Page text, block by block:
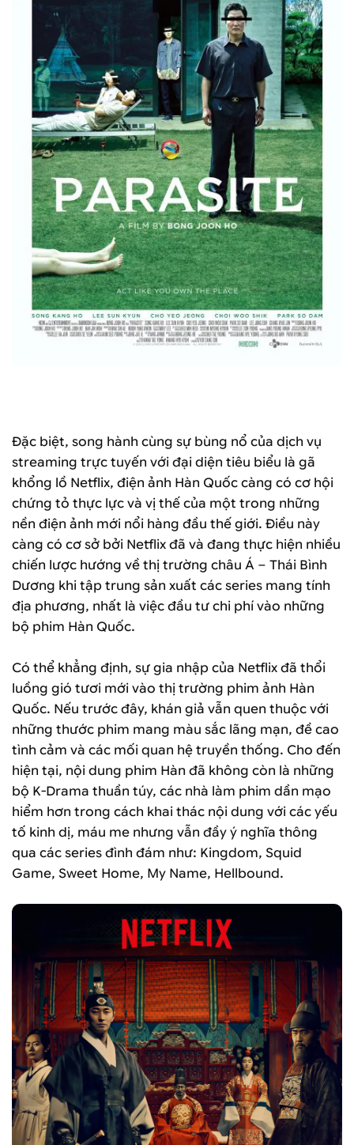
Đặc biệt, song hành cùng sự bùng nổ của dịch vụ
streaming trực tuyến với đại diện tiêu biểu là gã
khổng lồ Netflix, điện ảnh Hàn Quốc càng có cơ hội
chứng tỏ thực lực và vị thế của một trong những
nền điện ảnh mới nổi hàng đầu thế giới. Điều này
càng có cơ sở bởi Netflix đã và đang thực hiện nhiều
chiến lược hướng về thị trường châu Á – Thái Bình
Dương khi tập trung sản xuất các series mang tính
địa phương, nhất là việc đầu tư chi phí vào những
bộ phim Hàn Quốc.
Có thể khẳng định, sự gia nhập của Netflix đã thổi
luồng gió tươi mới vào thị trường phim ảnh Hàn
Quốc. Nếu trước đây, khán giả vẫn quen thuộc với
những thước phim mang màu sắc lãng mạn, đề cao
tình cảm và các mối quan hệ truyền thống. Cho đến
hiện tại, nội dung phim Hàn đã không còn là những
bộ K-Drama thuần túy, các nhà làm phim dần mạo
hiểm hơn trong cách khai thác nội dung với các yếu
tố kinh dị, máu me nhưng vẫn đầy ý nghĩa thông
qua các series đình đám như: Kingdom, Squid
Game, Sweet Home, My Name, Hellbound.